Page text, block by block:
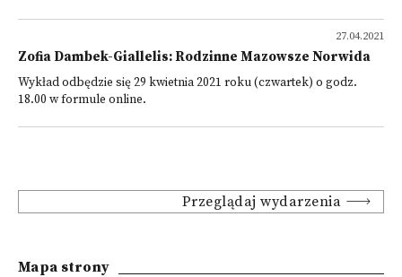
27.04.2021
Zofia Dambek-Giallelis: Rodzinne Mazowsze Norwida
Wykład odbędzie się 29 kwietnia 2021 roku (czwartek) o godz.
18.00 w formule online.
Przeglądaj wydarzenia
Mapa strony